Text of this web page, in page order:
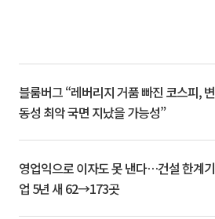
블룸버그 “레버리지 거품 빠진 코스피, 변
동성 최악 국면 지났을 가능성”
영업익으로 이자도 못 낸다…건설 한계기
업 5년 새 62→173곳